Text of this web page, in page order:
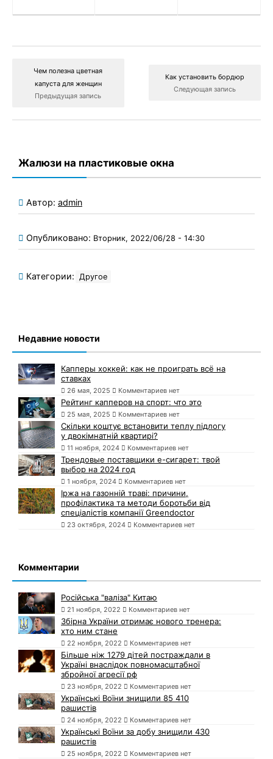
Чем полезна цветная
капуста для женщин
Предыдущая запись
Как установить бордюр
Следующая запись
Жалюзи на пластиковые окна
Автор: admin
Опубликовано: Вторник, 2022/06/28 - 14:30
Категории: Другое
Недавние новости
Капперы хоккей: как не проиграть всё на
ставках
26 мая, 2025 Комментариев нет
Рейтинг капперов на спорт: что это
25 мая, 2025 Комментариев нет
Скільки коштує встановити теплу підлогу
у двокімнатній квартирі?
11 ноября, 2024 Комментариев нет
Трендовые поставщики e-сигарет: твой
выбор на 2024 год
1 ноября, 2024 Комментариев нет
Іржа на газонній траві: причини,
профілактика та методи боротьби від
спеціалістів компанії Greendoctor
23 октября, 2024 Комментариев нет
Комментарии
Російська "валіза" Китаю
21 ноября, 2022 Комментариев нет
Збірна України отримає нового тренера:
хто ним стане
22 ноября, 2022 Комментариев нет
Більше ніж 1279 дітей постраждали в
Україні внаслідок повномасштабної
збройної агресії рф
23 ноября, 2022 Комментариев нет
Українські Воїни знищили 85 410
рашистів
24 ноября, 2022 Комментариев нет
Українські Воїни за добу знищили 430
рашистів
25 ноября, 2022 Комментариев нет